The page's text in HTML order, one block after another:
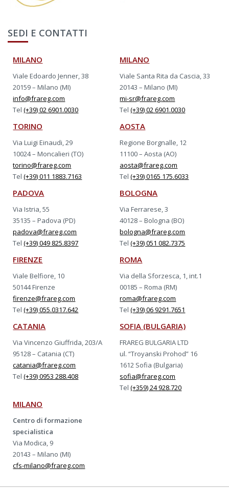
SEDI E CONTATTI
MILANO
Viale Edoardo Jenner, 38
20159 – Milano (MI)
info@frareg.com
Tel(+39) 02 6901.0030
MILANO
Viale Santa Rita da Cascia, 33
20143 – Milano (MI)
mi-sr@frareg.com
Tel(+39) 02 6901.0030
TORINO
Via Luigi Einaudi, 29
10024 – Moncalieri (TO)
torino@frareg.com
Tel(+39) 011 1883.7163
AOSTA
Regione Borgnalle, 12
11100 – Aosta (AO)
aosta@frareg.com
Tel(+39) 0165 175.6033
PADOVA
Via Istria, 55
35135 – Padova (PD)
padova@frareg.com
Tel(+39) 049 825.8397
BOLOGNA
Via Ferrarese, 3
40128 – Bologna (BO)
bologna@frareg.com
Tel(+39) 051 082.7375
FIRENZE
Viale Belfiore, 10
50144 Firenze
firenze@frareg.com
Tel(+39) 055.0317.642
ROMA
Via della Sforzesca, 1, int.1
00185 – Roma (RM)
roma@frareg.com
Tel(+39) 06 9291.7651
CATANIA
Via Vincenzo Giuffrida, 203/A
95128 – Catania (CT)
catania@frareg.com
Tel(+39) 0953 288.408
SOFIA (BULGARIA)
FRAREG BULGARIA LTD
ul. “Troyanski Prohod” 16
1612 Sofia (Bulgaria)
sofia@frareg.com
Tel(+359) 24 928.720
MILANO
Centro di formazione
specialistica
Via Modica, 9
20143 – Milano (MI)
cfs-milano@frareg.com